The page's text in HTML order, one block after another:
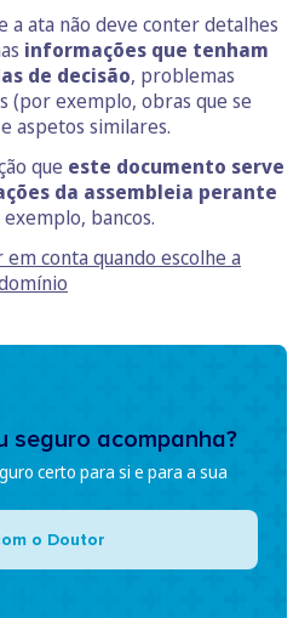
a ata não deve conter detalhes
informações que tenham
de decisão, problemas
(por exemplo, obras que se
aspetos similares.
que este documento serve
da assembleia perante
bancos.
conta quando escolhe a
seguro acompanha?
certo para si e para a sua
o Doutor